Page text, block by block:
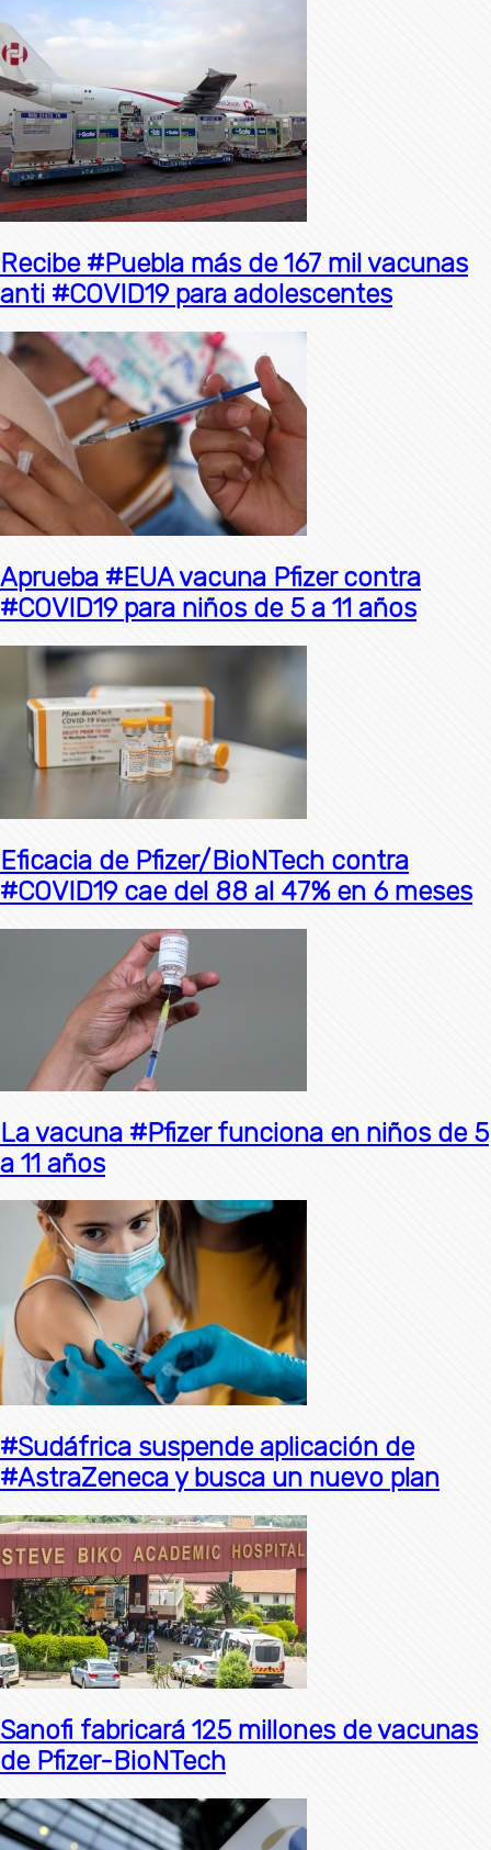
Recibe #Puebla más de 167 mil vacunas
anti #COVID19 para adolescentes
Aprueba #EUA vacuna Pfizer contra
#COVID19 para niños de 5 a 11 años
Eficacia de Pfizer/BioNTech contra
#COVID19 cae del 88 al 47% en 6 meses
La vacuna #Pfizer funciona en niños de 5
a 11 años
#Sudáfrica suspende aplicación de
#AstraZeneca y busca un nuevo plan
Sanofi fabricará 125 millones de vacunas
de Pfizer-BioNTech